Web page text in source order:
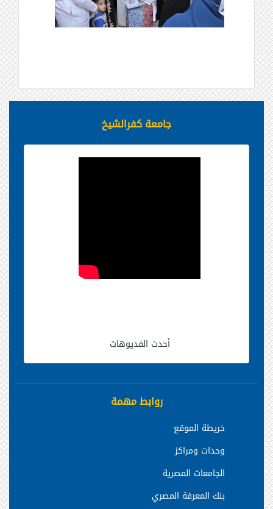
جامعة كفرالشيخ
أحدث الفديوهات
روابط مهمة
خريطة الموقع
وحدات ومراكز
الجامعات المصرية
بنك المعرفة المصري